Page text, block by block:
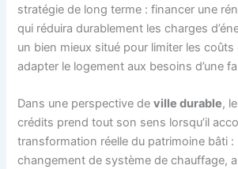
stratégie de long terme : financer une
qui réduira durablement les charges
un bien mieux situé pour limiter les
adapter le logement aux besoins d’une
Dans une perspective deville durable,
crédits prend tout son sens lorsqu’il
transformation réelle du patrimoine bâti :
changement de système de chauffage,